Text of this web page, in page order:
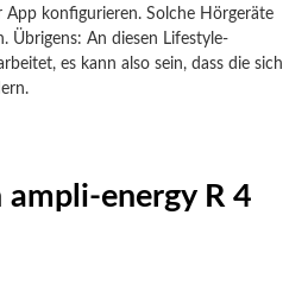
App konfigurieren. Solche Hörgeräte
Übrigens: An diesen Lifestyle-
es kann also sein, dass die sich
energy R 4